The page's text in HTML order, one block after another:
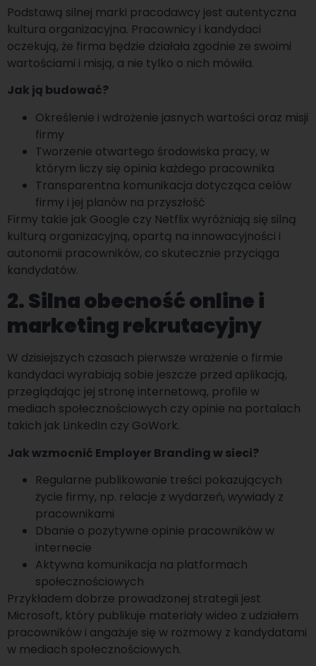
Podstawą silnej marki pracodawcy jest autentyczna
kultura organizacyjna. Pracownicy i kandydaci
oczekują, że firma będzie działała zgodnie ze swoimi
wartościami i misją, a nie tylko o nich mówiła.
Jak ją budować?
Określenie i wdrożenie jasnych wartości oraz misji
firmy
Tworzenie otwartego środowiska pracy, w
którym liczy się opinia każdego pracownika
Transparentna komunikacja dotycząca celów
firmy i jej planów na przyszłość
Firmy takie jak Google czy Netflix wyróżniają się silną
kulturą organizacyjną, opartą na innowacyjności i
autonomii pracowników, co skutecznie przyciąga
kandydatów.
2. Silna obecność online i
marketing rekrutacyjny
W dzisiejszych czasach pierwsze wrażenie o firmie
kandydaci wyrabiają sobie jeszcze przed aplikacją,
przeglądając jej stronę internetową, profile w
mediach społecznościowych czy opinie na portalach
takich jak LinkedIn czy GoWork.
Jak wzmocnić Employer Branding w sieci?
Regularne publikowanie treści pokazujących
życie firmy, np. relacje z wydarzeń, wywiady z
pracownikami
Dbanie o pozytywne opinie pracowników w
internecie
Aktywna komunikacja na platformach
społecznościowych
Przykładem dobrze prowadzonej strategii jest
Microsoft, który publikuje materiały wideo z udziałem
pracowników i angażuje się w rozmowy z kandydatami
w mediach społecznościowych.